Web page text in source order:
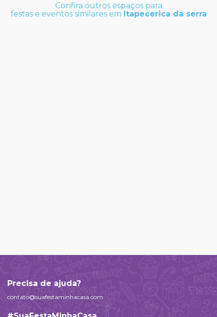
Confira outros espaços para
festas e eventos similares em Itapecerica da serra
Precisa de ajuda?
contato@suafestaminhacasa.com